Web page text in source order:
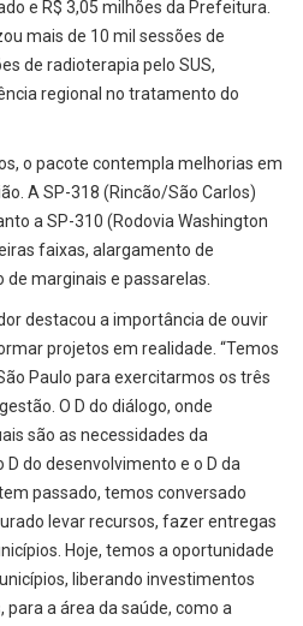
e R$ 3,05 milhões da Prefeitura.
mais de 10 mil sessões de
de radioterapia pelo SUS,
regional no tratamento do
o pacote contempla melhorias em
A SP-318 (Rincão/São Carlos)
a SP-310 (Rodovia Washington
faixas, alargamento de
marginais e passarelas.
destacou a importância de ouvir
projetos em realidade. “Temos
Paulo para exercitarmos os três
O D do diálogo, onde
são as necessidades da
do desenvolvimento e o D da
passado, temos conversado
levar recursos, fazer entregas
Hoje, temos a oportunidade
liberando investimentos
a área da saúde, como a